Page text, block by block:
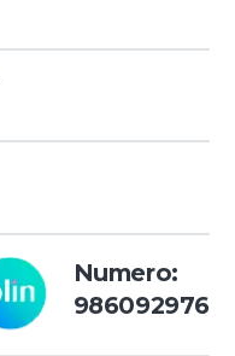
Numero:
986092976